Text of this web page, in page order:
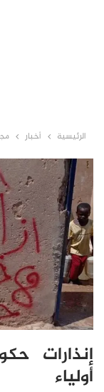
الرئيسية أخبار
إنذارات
أولياء